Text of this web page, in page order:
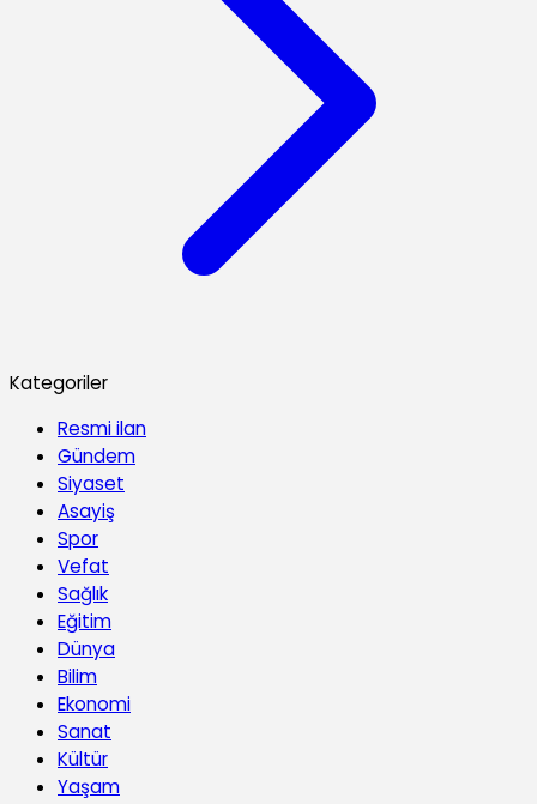
Kategoriler
Resmi ilan
Gündem
Siyaset
Asayiş
Spor
Vefat
Sağlık
Eğitim
Dünya
Bilim
Ekonomi
Sanat
Kültür
Yaşam